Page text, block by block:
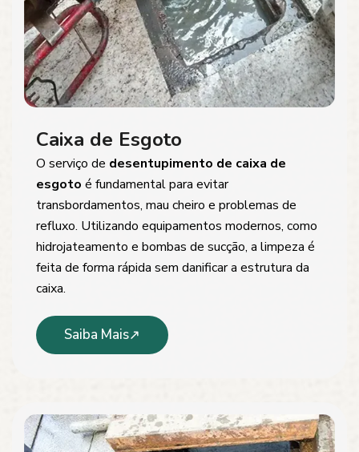
Caixa de Esgoto
O serviço de desentupimento de caixa de
esgoto é fundamental para evitar
transbordamentos, mau cheiro e problemas de
refluxo. Utilizando equipamentos modernos, como
hidrojateamento e bombas de sucção, a limpeza é
feita de forma rápida sem danificar a estrutura da
caixa.
Saiba Mais